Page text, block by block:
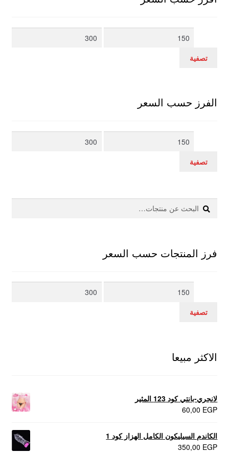
أدنى
أعلى
تصفية
الفرز حسب السعر
أدنى
أعلى
تصفية
البحث
عن:
بحث
فرز المنتجات حسب السعر
أدنى
أعلى
تصفية
الاكثر مبيعا
لانجري-بانتي كود 123 المثير
60,00 EGP
الكاندم السيليكون الكامل الهزاز كود 1
350,00 EGP